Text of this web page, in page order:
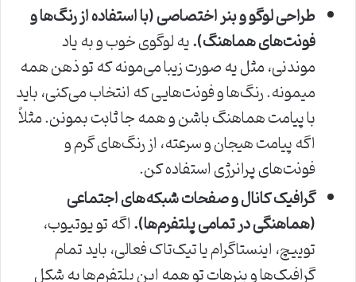
طراحی لوگو و بنر اختصاصی (با استفاده از رنگ‌ها و
فونت‌های هماهنگ).یه لوگوی خوب و به یاد
موندنی، مثل یه صورت زیبا می‌مونه که تو ذهن همه
میمونه. رنگ‌ها و فونت‌هایی که انتخاب می‌کنی، باید
با پیامت هماهنگ باشن و همه جا ثابت بمونن. مثلاً
اگه پیامت هیجان و سرعته، از رنگ‌های گرم و
فونت‌های پرانرژی استفاده کن.
گرافیک کانال و صفحات شبکه‌های اجتماعی
(هماهنگی در تمامی پلتفرم‌ها).اگه تو یوتیوب،
توییچ، اینستاگرام یا تیک‌تاک فعالی، باید تمام